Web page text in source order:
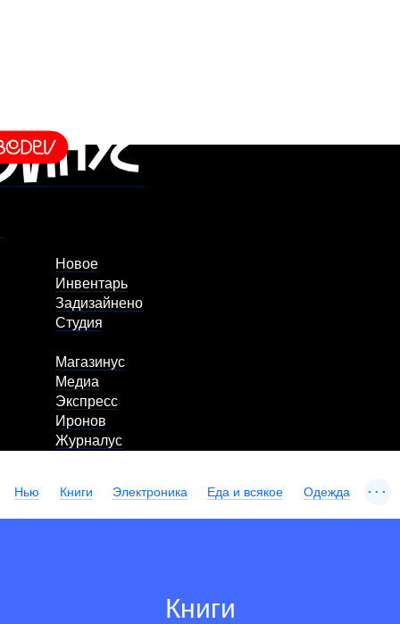
Новое
Инвентарь
Задизайнено
Студия
Магазинус
Медиа
Экспресс
Иронов
Журналус
Нью Книги Электроника Еда и всякое Одежда ...
Книги